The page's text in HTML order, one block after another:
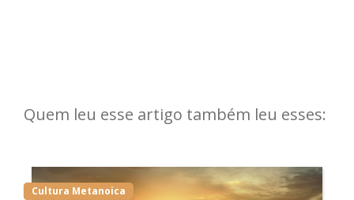
Quem leu esse artigo também leu esses:
Cultura Metanoica